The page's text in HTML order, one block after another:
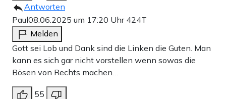
Antworten
Paul08.06.2025 um 17:20 Uhr 424T
Melden
Gott sei Lob und Dank sind die Linken die Guten. Man
kann es sich gar nicht vorstellen wenn sowas die
Bösen von Rechts machen…
55